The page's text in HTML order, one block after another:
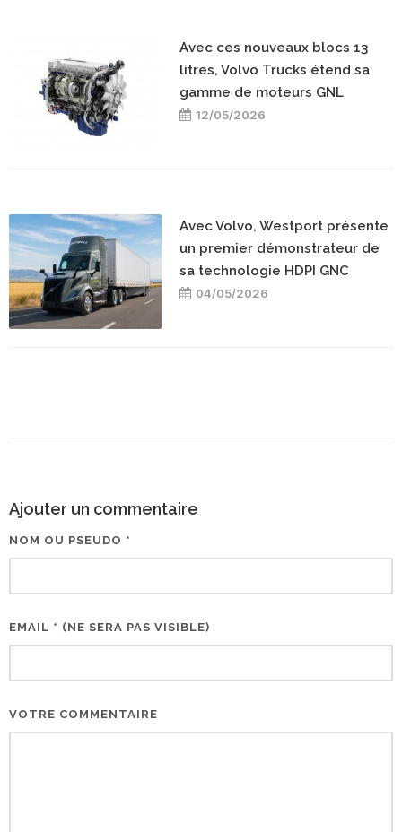
Avec ces nouveaux blocs 13
litres, Volvo Trucks étend sa
gamme de moteurs GNL
12/05/2026
Avec Volvo, Westport présente
un premier démonstrateur de
sa technologie HDPI GNC
04/05/2026
Ajouter un commentaire
NOM OU PSEUDO *
EMAIL * (NE SERA PAS VISIBLE)
VOTRE COMMENTAIRE